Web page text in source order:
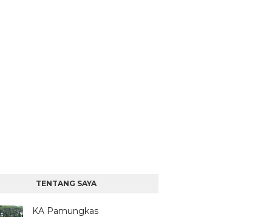
TENTANG SAYA
KA Pamungkas